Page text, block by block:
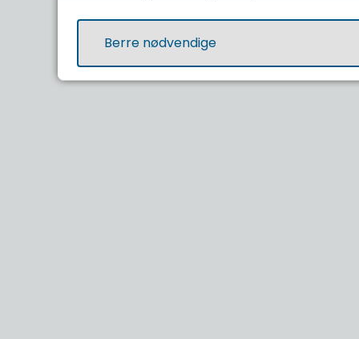
Berre nødvendige